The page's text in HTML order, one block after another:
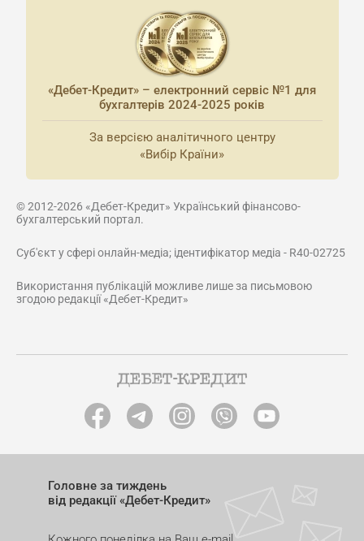
«Дебет-Кредит» – електронний сервіс №1 для
бухгалтерів 2024-2025 років
За версією аналітичного центру
«Вибір Країни»
© 2012-2026 «Дебет-Кредит» Український фінансово-
бухгалтерський портал.
Суб'єкт у сфері онлайн-медіа; ідентифікатор медіа - R40-02725
Використання публікацій можливе лише за письмовою
згодою редакції «Дебет-Кредит»
Головне за тиждень
від редакції «Дебет-Кредит»